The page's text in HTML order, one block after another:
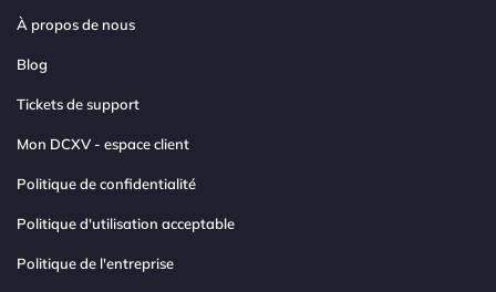
À propos de nous
Blog
Tickets de support
Mon DCXV - espace client
Politique de confidentialité
Politique d'utilisation acceptable
Politique de l'entreprise